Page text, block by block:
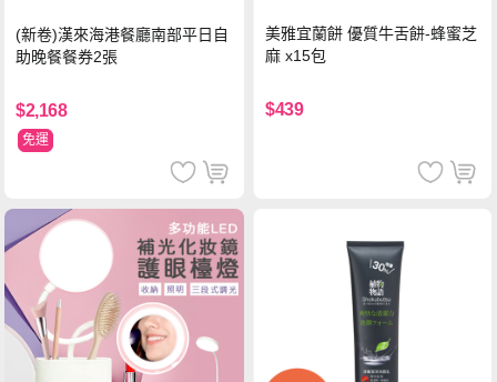
(新卷)漢來海港餐廳南部平日自
助晚餐餐券2張
$2,168
免運
美雅宜蘭餅 優質牛舌餅-蜂蜜芝
麻 x15包
$439